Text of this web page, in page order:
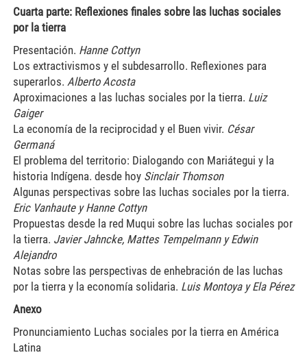
Cuarta parte: Reflexiones finales sobre las luchas sociales
por la tierra
Presentación. Hanne Cottyn
Los extractivismos y el subdesarrollo. Reflexiones para
superarlos. Alberto Acosta
Aproximaciones a las luchas sociales por la tierra. Luiz
Gaiger
La economía de la reciprocidad y el Buen vivir. César
Germaná
El problema del territorio: Dialogando con Mariátegui y la
historia Indígena. desde hoy Sinclair Thomson
Algunas perspectivas sobre las luchas sociales por la tierra.
Eric Vanhaute y Hanne Cottyn
Propuestas desde la red Muqui sobre las luchas sociales por
la tierra. Javier Jahncke, Mattes Tempelmann y Edwin
Alejandro
Notas sobre las perspectivas de enhebración de las luchas
por la tierra y la economía solidaria. Luis Montoya y Ela Pérez
Anexo
Pronunciamiento Luchas sociales por la tierra en América
Latina